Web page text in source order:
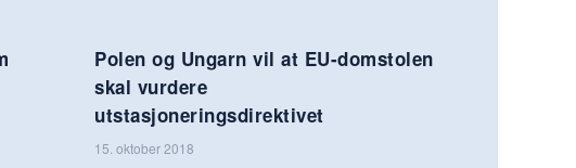
Polen og Ungarn vil at EU-domstolen
skal vurdere
utstasjoneringsdirektivet
15. oktober 2018